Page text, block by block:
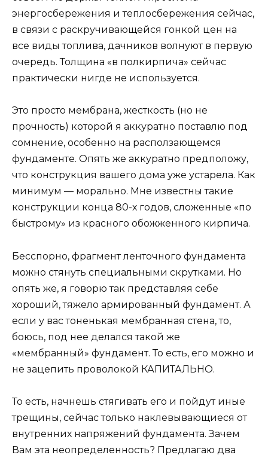
энергосбережения и теплосбережения сейчас,
в связи с раскручивающейся гонкой цен на
все виды топлива, дачников волнуют в первую
очередь. Толщина «в полкирпича» сейчас
практически нигде не используется.
Это просто мембрана, жесткость (но не
прочность) которой я аккуратно поставлю под
сомнение, особенно на расползающемся
фундаменте. Опять же аккуратно предположу,
что конструкция вашего дома уже устарела. Как
минимум — морально. Мне известны такие
конструкции конца 80-х годов, сложенные «по
быстрому» из красного обожженного кирпича.
Бесспорно, фрагмент ленточного фундамента
можно стянуть специальными скрутками. Но
опять же, я говорю так представляя себе
хороший, тяжело армированный фундамент. А
если у вас тоненькая мембранная стена, то,
боюсь, под нее делался такой же
«мембранный» фундамент. То есть, его можно и
не зацепить проволокой КАПИТАЛЬНО.
То есть, начнешь стягивать его и пойдут иные
трещины, сейчас только наклевывающиеся от
внутренних напряжений фундамента. Зачем
Вам эта неопределенность? Предлагаю два